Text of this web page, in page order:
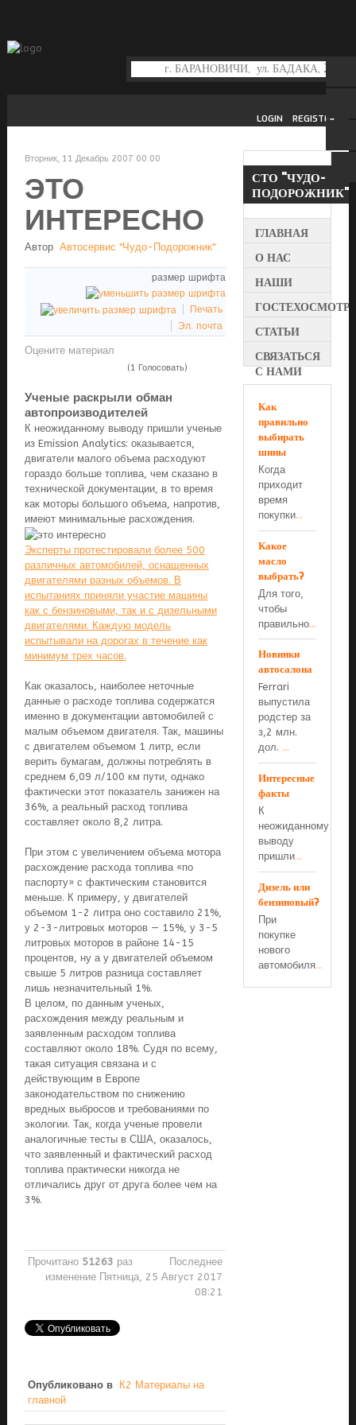
REGISTER
LOGIN
Вторник, 11 Декабрь 2007 00:00
ЭТО
ИНТЕРЕСНО
Автор Автосервис "Чудо-Подорожник"
размер шрифта
Печать
Эл. почта
Оцените материал
(1 Голосовать)
Ученые раскрыли обман
автопроизводителей
К неожиданному выводу пришли ученые
из Emission Analytics: оказывается,
двигатели малого объема расходуют
гораздо больше топлива, чем сказано в
технической документации, в то время
как моторы большого объема, напротив,
имеют минимальные расхождения.
Эксперты протестировали более 500
различных автомобилей, оснащенных
двигателями разных объемов. В
испытаниях приняли участие машины
как с бензиновыми, так и с дизельными
двигателями. Каждую модель
испытывали на дорогах в течение как
минимум трех часов.
Как оказалось, наиболее неточные
данные о расходе топлива содержатся
именно в документации автомобилей с
малым объемом двигателя. Так, машины
с двигателем объемом 1 литр, если
верить бумагам, должны потреблять в
среднем 6,09 л/100 км пути, однако
фактически этот показатель занижен на
36%, а реальный расход топлива
составляет около 8,2 литра.
При этом с увеличением объема мотора
расхождение расхода топлива «по
паспорту» с фактическим становится
меньше. К примеру, у двигателей
объемом 1-2 литра оно составило 21%,
у 2-3-литровых моторов — 15%, у 3-5
литровых моторов в районе 14-15
процентов, ну а у двигателей объемом
свыше 5 литров разница составляет
лишь незначительный 1%.
В целом, по данным ученых,
расхождения между реальным и
заявленным расходом топлива
составляют около 18%. Судя по всему,
такая ситуация связана и с
действующим в Европе
законодательством по снижению
вредных выбросов и требованиями по
экологии. Так, когда ученые провели
аналогичные тесты в США, оказалось,
что заявленный и фактический расход
топлива практически никогда не
отличались друг от друга более чем на
3%.
Прочитано 51263 раз
Последнее
изменение Пятница, 25 Август 2017
08:21
Опубликовано в
К2 Материалы на
главной
СТО "ЧУДО-
ПОДОРОЖНИК"
ГЛАВНАЯ
О НАС
НАШИ
ГОСТЕХОСМОТР
СТАТЬИ
СВЯЗАТЬСЯ
С НАМИ
Как
правильно
выбирать
шины
Когда
приходит
время
покупки...
Какое
масло
выбрать?
Для того,
чтобы
правильно...
Новинки
автосалона
Ferrari
выпустила
родстер за
з,2 млн.
дол. ...
Интересные
факты
К
неожиданному
выводу
пришли...
Дизель или
бензиновый?
При
покупке
нового
автомобиля...